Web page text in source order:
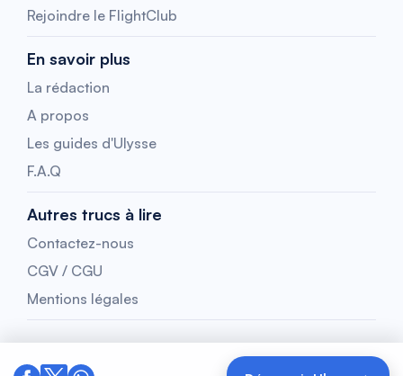
Rejoindre le FlightClub
En savoir plus
La rédaction
A propos
Les guides d'Ulysse
F.A.Q
Autres trucs à lire
Contactez-nous
CGV / CGU
Mentions légales